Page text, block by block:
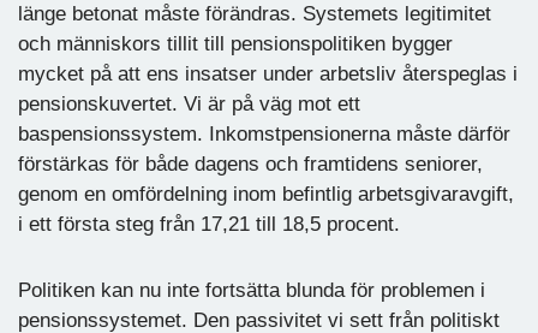
länge betonat måste förändras. Systemets legitimitet
och människors tillit till pensionspolitiken bygger
mycket på att ens insatser under arbetsliv återspeglas i
pensionskuvertet. Vi är på väg mot ett
baspensionssystem. Inkomstpensionerna måste därför
förstärkas för både dagens och framtidens seniorer,
genom en omfördelning inom befintlig arbetsgivaravgift,
i ett första steg från 17,21 till 18,5 procent.
Politiken kan nu inte fortsätta blunda för problemen i
pensionssystemet. Den passivitet vi sett från politiskt